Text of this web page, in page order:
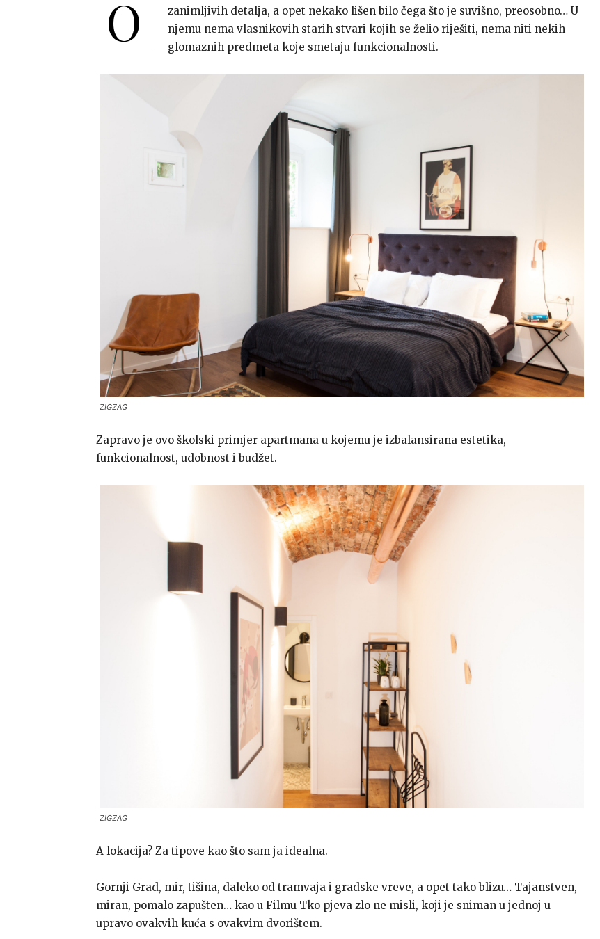
O
zanimljivih detalja, a opet nekako lišen bilo čega što je suvišno, preosobno… U
njemu nema vlasnikovih starih stvari kojih se želio riješiti, nema niti nekih
glomaznih predmeta koje smetaju funkcionalnosti.
ZIGZAG
Zapravo je ovo školski primjer apartmana u kojemu je izbalansirana estetika,
funkcionalnost, udobnost i budžet.
ZIGZAG
A lokacija? Za tipove kao što sam ja idealna.
Gornji Grad, mir, tišina, daleko od tramvaja i gradske vreve, a opet tako blizu… Tajanstven,
miran, pomalo zapušten… kao u Filmu Tko pjeva zlo ne misli, koji je sniman u jednoj u
upravo ovakvih kuća s ovakvim dvorištem.